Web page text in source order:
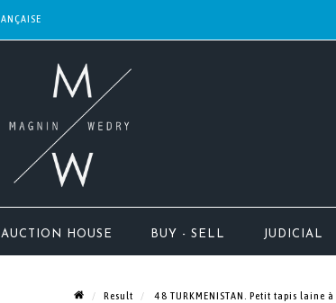
AUCTION HOUSE BUY - SELL JUDICIAL
Result 48 TURKMENISTAN. Petit tapis